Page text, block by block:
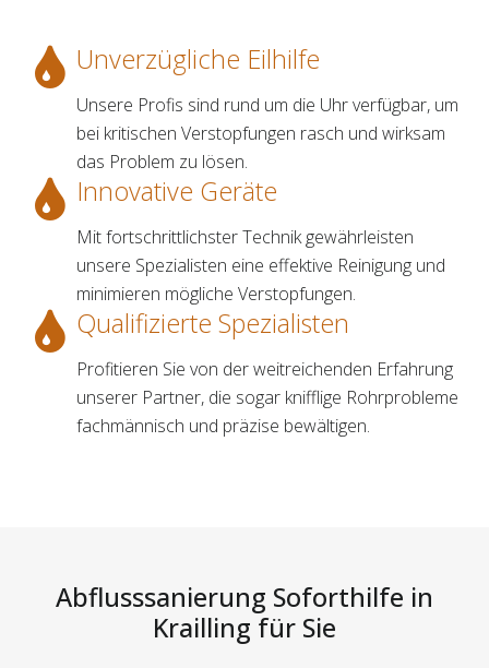
Unverzügliche Eilhilfe
Unsere Profis sind rund um die Uhr verfügbar, um
bei kritischen Verstopfungen rasch und wirksam
das Problem zu lösen.
Innovative Geräte
Mit fortschrittlichster Technik gewährleisten
unsere Spezialisten eine effektive Reinigung und
minimieren mögliche Verstopfungen.
Qualifizierte Spezialisten
Profitieren Sie von der weitreichenden Erfahrung
unserer Partner, die sogar knifflige Rohrprobleme
fachmännisch und präzise bewältigen.
Abflusssanierung Soforthilfe in
Krailling für Sie